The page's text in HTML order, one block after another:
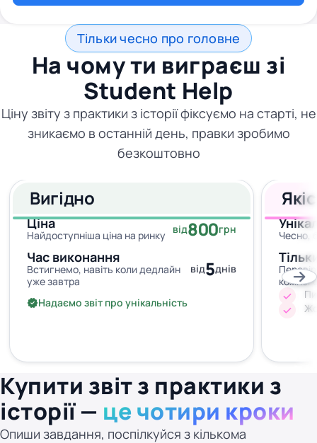
Тільки чесно про головне
На чому ти виграєш зі
Student Help
Ціну звіту з практики з історії фіксуємо на старті, не
зникаємо в останній день, правки зробимо
безкоштовно
Вигідно
Ціна
Найдоступніша ціна на ринку від800грн
Час виконання
Встигнемо, навіть коли дедлайн
уже завтра
від5днів
Надаємо звіт про унікальність
Чесно,
Купити звіт з практики з
історії — це чотири кроки
Опиши завдання, поспілкуйся з кількома